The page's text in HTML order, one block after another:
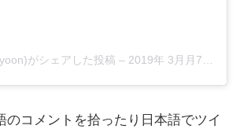
がシェアした投稿 – 2019年 3月月7日午前12時02分PST
のコメントを拾ったり日本語でツイ